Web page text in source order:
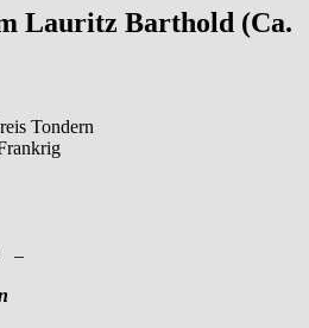
Lauritz Barthold (Ca.
Tondern
–